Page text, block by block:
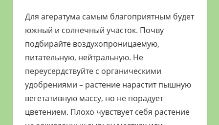
Для агератума самым благоприятным будет
южный и солнечный участок. Почву
подбирайте воздухопроницаемую,
питательную, нейтральную. Не
переусердствуйте с органическими
удобрениями – растение нарастит пышную
вегетативную массу, но не порадует
цветением. Плохо чувствует себя растение